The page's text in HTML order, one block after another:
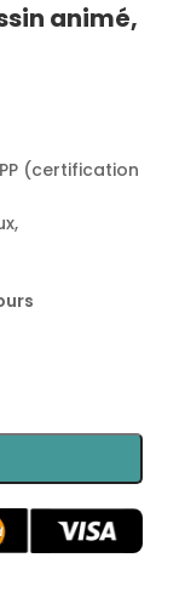
animé,
(certification